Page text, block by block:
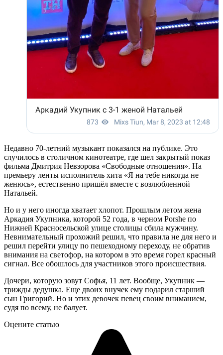
Недавно 70-летний музыкант показался на публике. Это
случилось в столичном кинотеатре, где шел закрытый показ
фильма Дмитрия Невзорова «Свободные отношения». На
премьеру ленты исполнитель хита «Я на тебе никогда не
женюсь», естественно пришёл вместе с возлюбленной
Натальей.
Но и у него иногда хватает хлопот. Прошлым летом жена
Аркадия Укупника, которой 52 года, в черном Porshe по
Нижней Красносельской улице столицы сбила мужчину.
Невнимательный прохожий решил, что правила не для него и
решил перейти улицу по пешеходному переходу, не обратив
внимания на светофор, на котором в это время горел красный
сигнал. Все обошлось для участников этого происшествия.
Дочери, которую зовут Софья, 11 лет. Вообще, Укупник —
трижды дедушка. Еще двоих внучек ему подарил старший
сын Григорий. Но и этих девочек певец своим вниманием,
судя по всему, не балует.
Оцените статью